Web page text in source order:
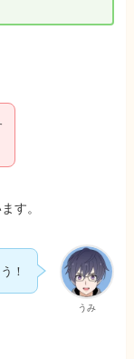
す。
うみ
！